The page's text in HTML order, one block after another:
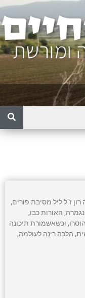
רון ז"ל ליל מסיבת פורים,
האורות כבו,
וכשאשמורת תיכונה
הלכה רינה לעולמה,